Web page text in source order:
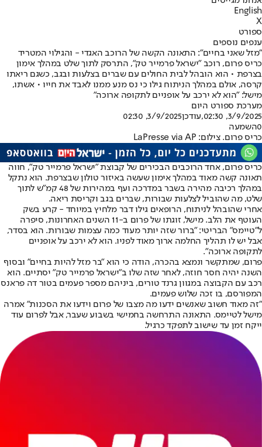
English
X
ספורט
ענפים נוספים
"מזל שאני בחיים": התאונה הקשה של הרוכב האגדי - והגילוי המטריד
כריס פרום, רוכב "ישראל פרמייר טק", התרסק לתוך שלט במהלך אימון
בצרפת • הוא הובהל לבית החולים עם שברים בצלעות ובגב, כשגם ריאתו
קרסה, אולם במהלך הניתוח גילו כי נס מנע ממנו לאבד את חייו • אשתו,
מישל: "הוא לא ירכב על אופניים לתקופה ארוכה"
מערכת ספורט היום
3/9/2025, 02:30
,עודכן3/9/2025, 02:30
0השמעה
כריס פרום. צילום: LaPresse via AP
כריס פרום, אחד הרוכבים הבכירים של קבוצת "ישראל פרמייר טק", חווה
תאונה קשה מאוד במהלך אימון שעשה באיזור טולון שבצרפת. הוא נתקל
במהלך רכיבה מהירה בשבר במדרכה ועף במהירות של 48 קמ"ש לתוך
שלט, מה שהוביל לצלעות שבורות, שברים בגב וקריסת ריאה.
אחרי שהובהל לניתוח, הרופאים גילו דבר מלחיץ במיוחד - קרע בשק
העוטף את הלב. מישל, זוגתו של פרום ב-11 השנים האחרונות, סיפרה
ל"טיימס" הבריטי: "ברור שזה יותר מעוד כמה עצמות שבורות. הוא בסדר,
אבל יש לו תהליך החלמה ארוך מאוד לפניו. הוא לא ירכב על אופניים
לתקופה ארוכה".
פרום, שמתקשר ונמצא בהכרה, הודה כי הוא "בר מזל להיות בחיים" ובסוף
השנה יהיה חסר חוזה, לאחר שזה שלו ב"ישראל פרמייר טק" יסתיים. הוא
רכב עם הקבוצה במגוון גרנד טורים, ביניהם מספר פעמים בטור דה פראנס
המפורסם, בו זכה שלוש פעמים.
"זה מאוד חשוב שאנשים ידעו מה מצבו של פרום וידעו את הסכנות" אמרה
מישל לטיימס. התאונה התרחשה בחמישי בשבוע שעבר, אבל לפרום עוד
ייקח זמן עד שישוב לתפקד כרגיל.